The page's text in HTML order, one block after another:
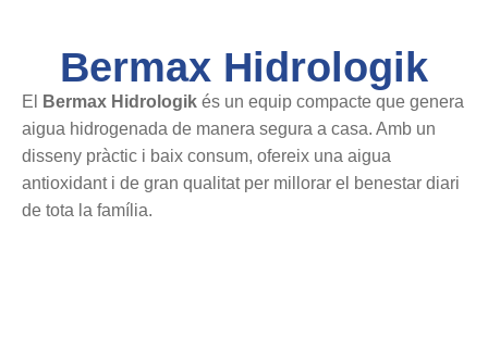
Bermax Hidrologik
El Bermax Hidrologik és un equip compacte que genera
aigua hidrogenada de manera segura a casa. Amb un
disseny pràctic i baix consum, ofereix una aigua
antioxidant i de gran qualitat per millorar el benestar diari
de tota la família.